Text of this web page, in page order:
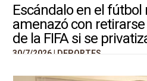
Escándalo en el fútbol
amenazó con
de la FIFA si se
30/7/2026 | DEPORTES